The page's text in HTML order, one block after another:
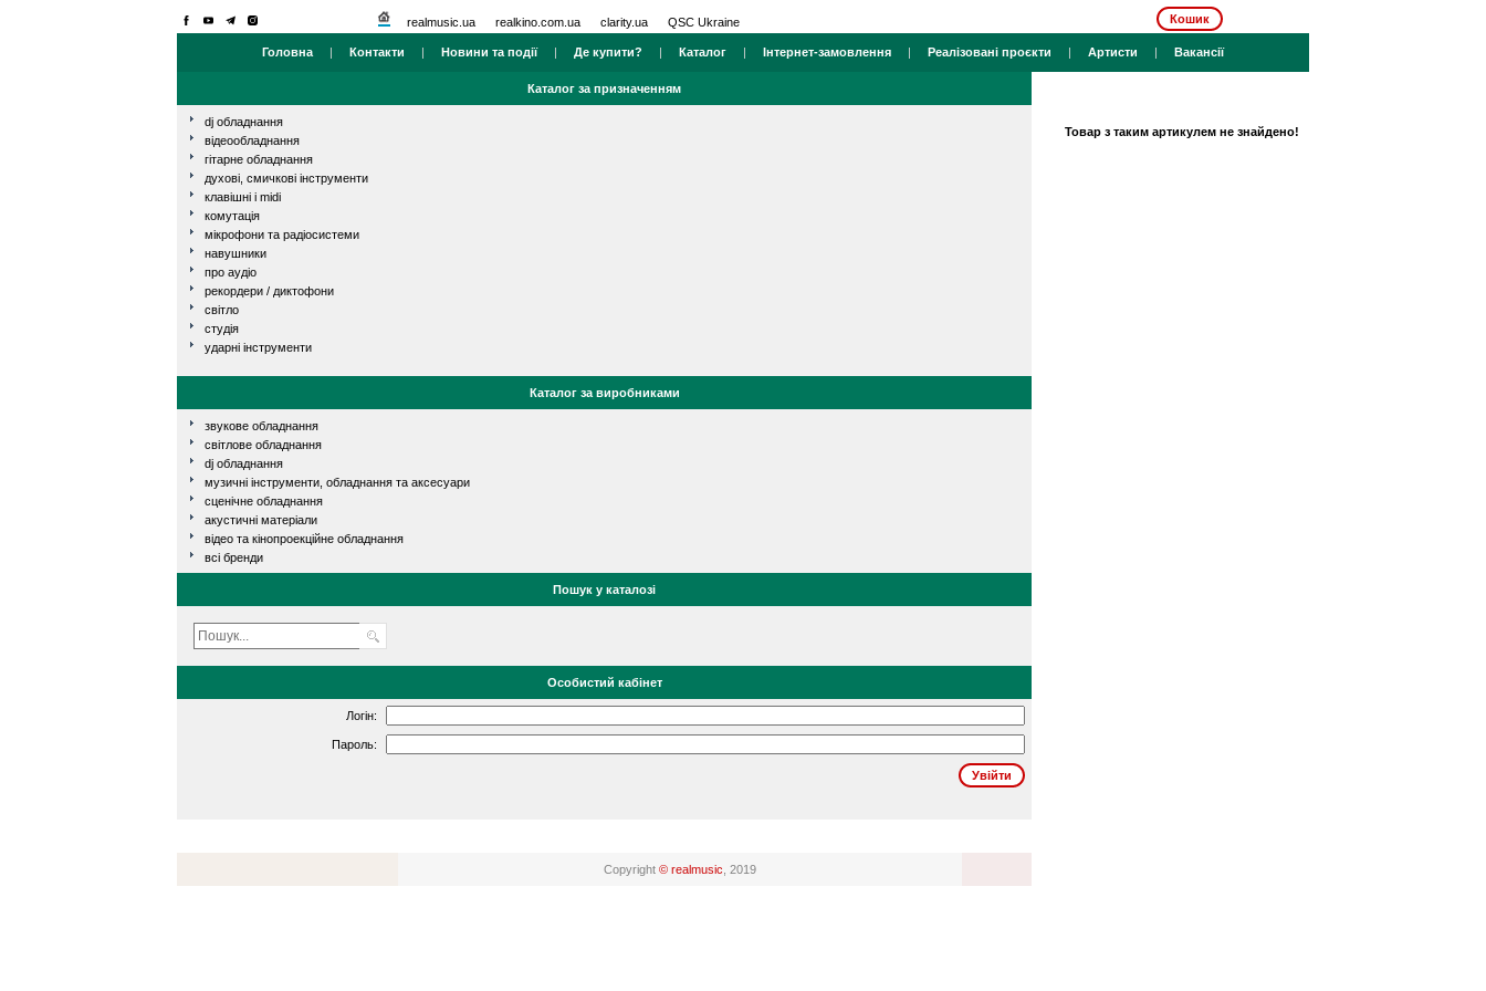
realmusic.ua realkino.com.ua clarity.ua QSC Ukraine Кошик
Головна | Контакти | Новини та події| Де купити? | Каталог | Інтернет-замовлення | Реалізовані проєкти | Артисти | Вакансії
Каталог за призначенням
dj обладнання
відеообладнання
гітарне обладнання
духові, смичкові інструменти
клавішні і midi
комутація
мікрофони та радіосистеми
навушники
про аудіо
рекордери / диктофони
світло
студія
ударні інструменти
Каталог за виробниками
звукове обладнання
світлове обладнання
dj обладнання
музичні інструменти, обладнання та аксесуари
сценічне обладнання
акустичні матеріали
відео та кінопроекційне обладнання
всі бренди
Пошук у каталозі
Особистий кабінет
Логін:
Пароль:
Товар з таким артикулем не знайдено!
Copyright © realmusic , 2019